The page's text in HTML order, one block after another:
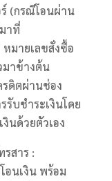
(กรณีโอนผ่าน
าที่
มายเลขสั่งซื้อ
มาข้างต้น
ดิตผ่านช่อง
บชำระเงินโดย
นด้วยตัวเอง
สาร :
อนเงิน พร้อม